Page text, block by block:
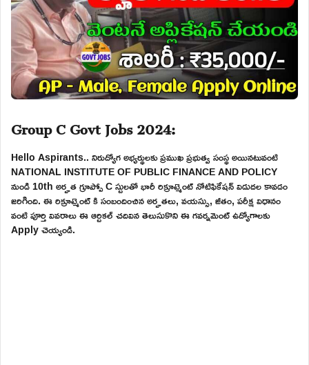
Group C Govt Jobs 2024:
Hello Aspirants.. నిరుద్యోగ అభ్యర్థులకు ప్రముఖ ప్రభుత్వ సంస్థ అయినటువంటి
NATIONAL INSTITUTE OF PUBLIC FINANCE AND POLICY
నుండి 10th అర్హత గ్రూప్పో C స్టులతో భారీ రిక్రూట్మెంట్ నోటిఫికేషన్ విడుదల కావడం
జరిగింది. ఈ రిక్రూట్మెంట్ కి సంబందించిన అర్హతలు, వయస్సు, జీతం, పరీక్ష విధానం
వంటి పూర్తి వివరాలు ఈ ఆర్టికల్ చదివిన తెలుసుకొని ఈ గవర్నమెంట్ ఉద్యోగాలకు
Apply చెయ్యండి.